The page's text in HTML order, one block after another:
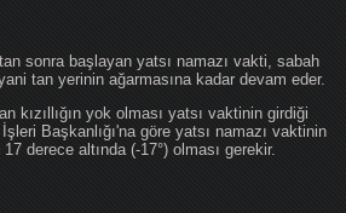
sonra başlayan yatsı namazı vakti, sabah
tan yerinin ağarmasına kadar devam eder.
kızıllığın yok olması yatsı vaktinin girdiği
Başkanlığı'na göre yatsı namazı vaktinin
derece altında (-17°) olması gerekir.